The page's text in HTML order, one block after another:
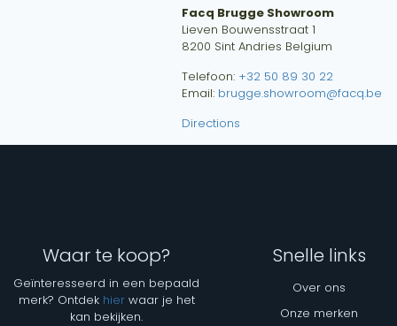
Facq Brugge Showroom
Lieven Bouwensstraat 1
8200 Sint Andries Belgium
Telefoon: +32 50 89 30 22
Email: brugge.showroom@facq.be
Directions
Waar te koop?
Geïnteresseerd in een bepaald
merk? Ontdek hierwaar je het
kan bekijken.
Snelle links
Over ons
Onze merken